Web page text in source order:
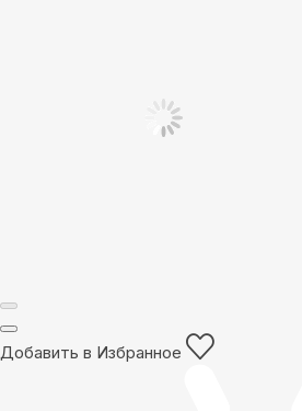
Добавить в Избранное